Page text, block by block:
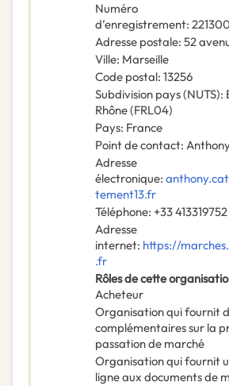
Numéro
d’enregistrement:
Adresse postale: 52
Ville: Marseille
Code postal: 13256
Subdivision pays (NUTS):
Rhône(FRL04)
Pays: France
Point de contact:
Adresse
électronique:
tement13.fr
Téléphone: +33 413319752
Adresse
internet: https://
.fr
Rôles de cette
Acheteur
Organisation qui fournit
complémentaires sur la
passation de marché
Organisation qui fournit
ligne aux documents de